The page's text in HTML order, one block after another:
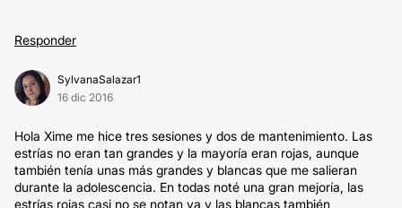
Responder
SylvanaSalazar1
16 dic 2016
Hola Xime me hice tres sesiones y dos de mantenimiento. Las
estrías no eran tan grandes y la mayoría eran rojas, aunque
también tenía unas más grandes y blancas que me salieran
durante la adolescencia. En todas noté una gran mejoría, las
estrías rojas casi no se notan ya y las blancas también